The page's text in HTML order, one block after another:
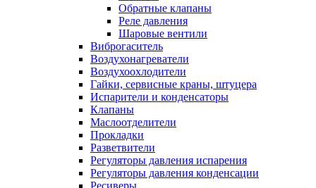
Обратные клапаны
Реле давления
Шаровые вентили
Виброгаситель
Воздухонагреватели
Воздухоохлодители
Гайки, сервисные краны, штуцера
Испарители и конденсаторы
Клапаны
Маслоотделители
Прокладки
Разветвители
Регуляторы давления испарения
Регуляторы давления конденсации
Ресиверы